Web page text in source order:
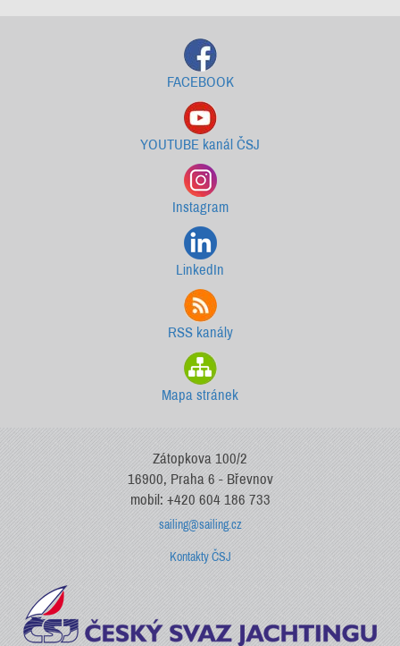
FACEBOOK
YOUTUBE kanál ČSJ
Instagram
LinkedIn
RSS kanály
Mapa stránek
Zátopkova 100/2
16900, Praha 6 - Břevnov
mobil: +420 604 186 733
sailing@sailing.cz
Kontakty ČSJ